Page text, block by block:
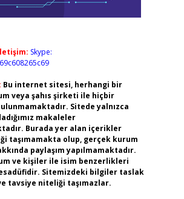
Skype:
Bu internet sitesi, herhangi bir
veya şahıs şirketi ile hiçbir
Sitede yalnızca
makaleler
Burada yer alan içerikler
taşımamakta olup, gerçek kurum
paylaşım yapılmamaktadır.
ve kişiler ile isim benzerlikleri
Sitemizdeki bilgiler taslak
tavsiye niteliği taşımazlar.